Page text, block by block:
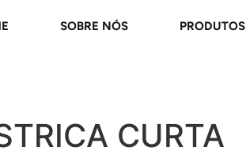
SOBRE NÓS PRODUTOS
CURTA